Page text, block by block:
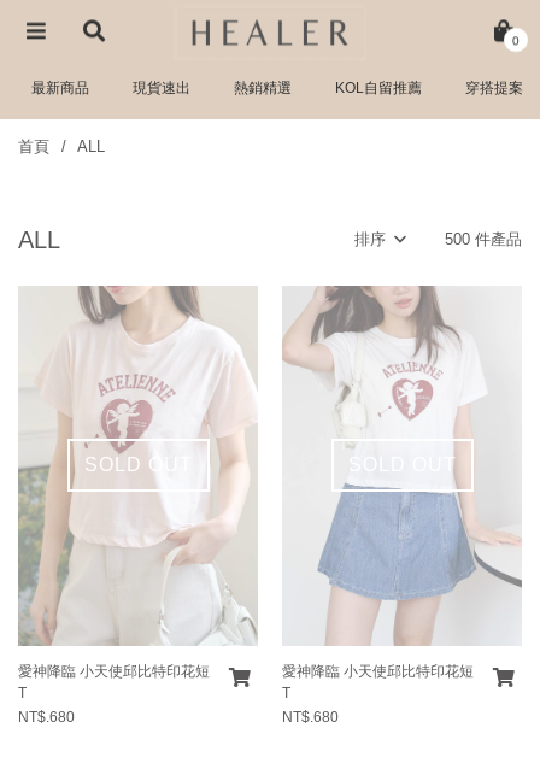
0
最新商品 現貨速出 熱銷精選 KOL自留推薦 穿搭提案
首頁 ALL
ALL 排序 500 件產品
SOLD OUT
愛神降臨 小天使邱比特印花短
T
NT$.680
SOLD OUT
愛神降臨 小天使邱比特印花短
T
NT$.680